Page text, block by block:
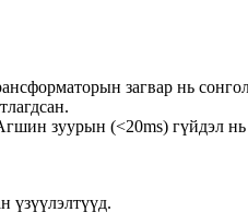
загвар нь
зуурын (<20ms) гүйдэл
үзүүлэлтүүд.